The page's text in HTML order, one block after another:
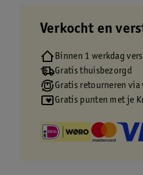
Verkocht en
Binnen 1 werkdag
Gratis thuisbezorgd
Gratis retourneren
Gratis punten met je